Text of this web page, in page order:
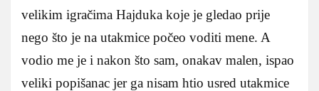
velikim igračima Hajduka koje je gledao prije
nego što je na utakmice počeo voditi mene. A
vodio me je i nakon što sam, onakav malen, ispao
veliki popišanac jer ga nisam htio usred utakmice